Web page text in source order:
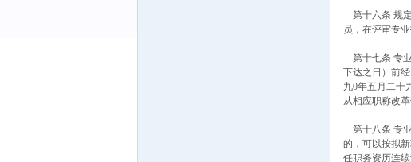
第十六条 规
员，在评审专
第十七条 专
下达之日）前
九0年五月二十
从相应职称改
第十八条 专
的，可以按拟
任职务资历连